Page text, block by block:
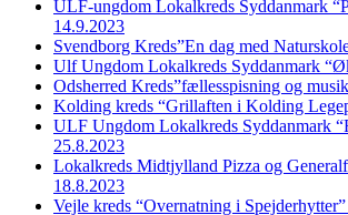
ULF-ungdom Lokalkreds Syddanmark
14.9.2023
Svendborg Kreds”En dag med
Ulf Ungdom Lokalkreds Syddanmark
Odsherred Kreds”fællesspisning og
Kolding kreds “Grillaften i Kolding
ULF Ungdom Lokalkreds Syddanmark
25.8.2023
Lokalkreds Midtjylland Pizza og
18.8.2023
Vejle kreds “Overnatning i